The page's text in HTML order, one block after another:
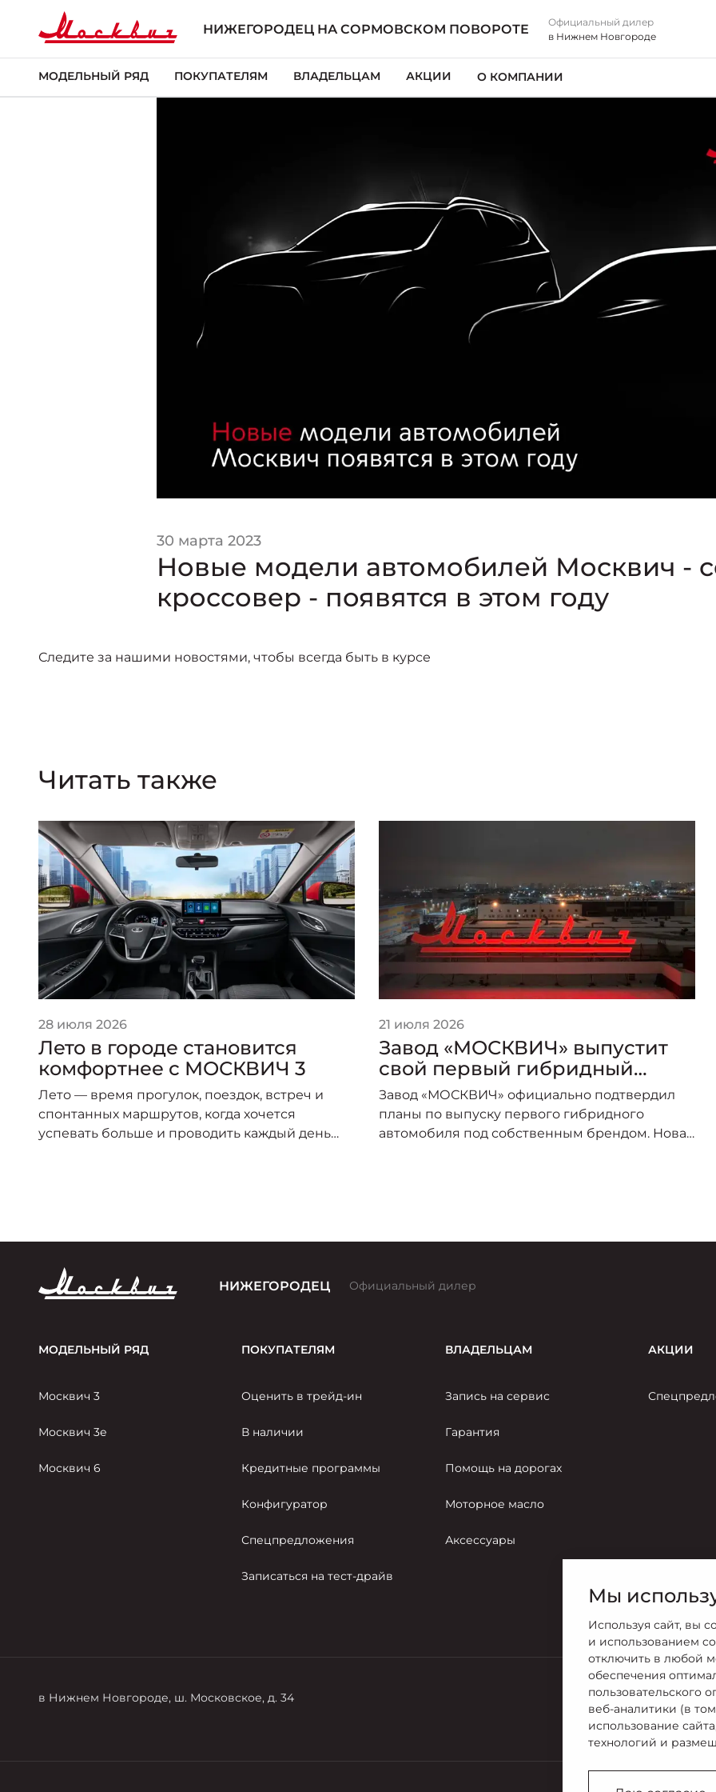
НИЖЕГОРОДЕЦ НА СОРМОВСКОМ ПОВОРОТЕ
Официальный дилер
в Нижнем Новгороде
МОДЕЛЬНЫЙ РЯД ПОКУПАТЕЛЯМ ВЛАДЕЛЬЦАМ АКЦИИ О КОМПАНИИ
30 марта 2023
Новые модели автомобилей Москвич -
кроссовер - появятся в этом году
Следите за нашими новостями, чтобы всегда быть в курсе
Читать также
28 июля 2026
Лето в городе становится
комфортнее с МОСКВИЧ 3
Лето — время прогулок, поездок, встреч и
спонтанных маршрутов, когда хочется
успевать больше и проводить каждый день
21 июля 2026
Завод «МОСКВИЧ» выпустит
свой первый гибридный
автомобиль в 2027 году
Завод «МОСКВИЧ» официально подтвердил
планы по выпуску первого гибридного
автомобиля под собственным брендом. Новая
НИЖЕГОРОДЕЦ Официальный дилер
МОДЕЛЬНЫЙ РЯД
Москвич 3
Москвич 3е
Москвич 6
ПОКУПАТЕЛЯМ
Оценить в трейд-ин
В наличии
Кредитные программы
Конфигуратор
Спецпредложения
Записаться на тест-драйв
ВЛАДЕЛЬЦАМ
Запись на сервис
Гарантия
Помощь на дорогах
Моторное масло
Аксессуары
АКЦИИ
в Нижнем Новгороде, ш. Московское, д. 34 Продажи
8 (831) 275-
Мы
Используя сайт, вы
и использованием
отключить в любой
обеспечения
пользовательского
веб-аналитики (в
использование
технологий и